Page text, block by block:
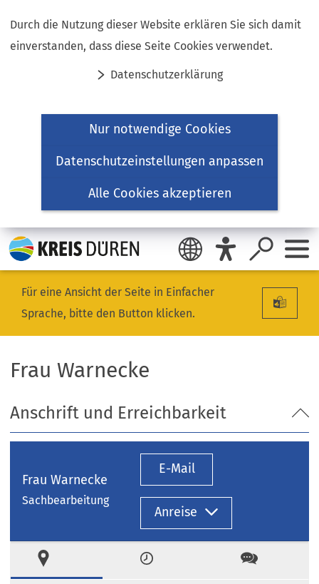
Durch die Nutzung dieser Website erklären Sie sich damit
einverstanden, dass diese Seite Cookies verwendet.
Datenschutzerklärung
Nur notwendige Cookies
Datenschutzeinstellungen anpassen
Alle Cookies akzeptieren
Inhalt anspringen
Für eine Ansicht der Seite in Einfacher
Sprache, bitte den Button klicken.
Frau Warnecke
Anschrift und Erreichbarkeit
Frau Warnecke
Sachbearbeitung
E-Mail
Anreise
Zeiten Kontakt